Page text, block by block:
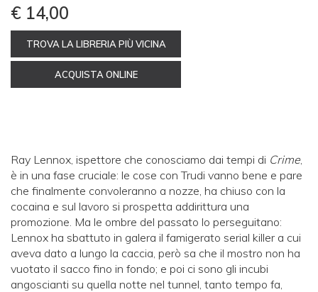
€ 14,00
TROVA LA LIBRERIA PIÙ VICINA
ACQUISTA ONLINE
Ray Lennox, ispettore che conosciamo dai tempi di Crime,
è in una fase cruciale: le cose con Trudi vanno bene e pare
che finalmente convoleranno a nozze, ha chiuso con la
cocaina e sul lavoro si prospetta addirittura una
promozione. Ma le ombre del passato lo perseguitano:
Lennox ha sbattuto in galera il famigerato serial killer a cui
aveva dato a lungo la caccia, però sa che il mostro non ha
vuotato il sacco fino in fondo; e poi ci sono gli incubi
angoscianti su quella notte nel tunnel, tanto tempo fa,